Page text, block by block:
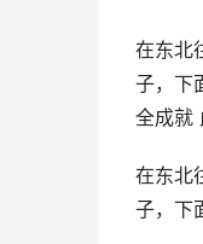
在东北
子，下
全成就
在东北
子，下